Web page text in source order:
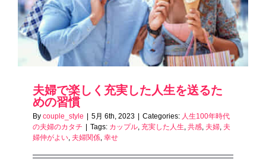
夫婦で楽しく充実した人生を送るた
めの習慣
By couple_style | 5月 6th, 2023 | Categories: 人生100年時代
の夫婦のカタチ | Tags: カップル 充実した人生 共感 夫婦 夫
婦仲がよい 夫婦関係 幸せ